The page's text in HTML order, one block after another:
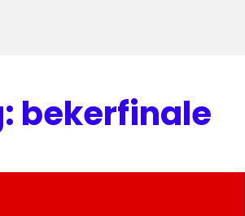
bekerfinale